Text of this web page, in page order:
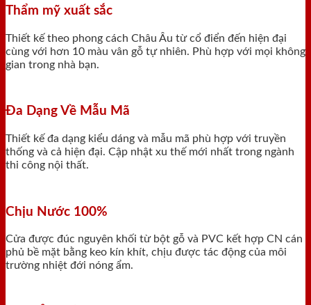
Thẩm mỹ xuất sắc
Thiết kế theo phong cách Châu Âu từ cổ điển đến hiện đại
cùng với hơn 10 màu vân gỗ tự nhiên. Phù hợp với mọi không
gian trong nhà bạn.
Đa Dạng Về Mẫu Mã
Thiết kế đa dạng kiểu dáng và mẫu mã phù hợp với truyền
thống và cả hiện đại. Cập nhật xu thế mới nhất trong ngành
thi công nội thất.
Chịu Nước 100%
Cửa được đúc nguyên khối từ bột gỗ và PVC kết hợp CN cán
phủ bề mặt bằng keo kín khít, chịu được tác động của môi
trường nhiệt đới nóng ẩm.